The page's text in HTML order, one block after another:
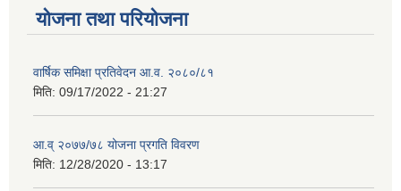
योजना तथा परियोजना
वार्षिक समिक्षा प्रतिवेदन आ.व. २०८०/८१
मिति: 09/17/2022 - 21:27
आ.व् २०७७/७८ योजना प्रगति विवरण
मिति: 12/28/2020 - 13:17